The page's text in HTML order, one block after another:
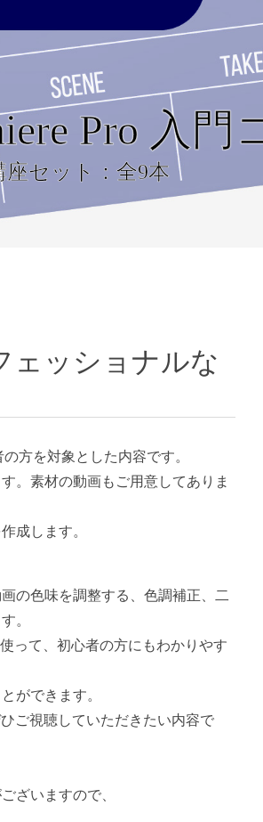
Pro 入門
座セット：全9本
ェッショナルな
の方を対象とした内容です。
。素材の動画もご用意してありま
成します。
の色味を調整する、色調補正、二
。
って、初心者の方にもわかりやす
ができます。
ひご視聴していただきたい内容で
ざいますので、